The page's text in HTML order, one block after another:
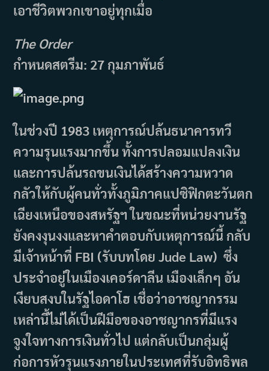
เอาชีวิตพวกเขาอยู่ทุกเมื่อ
The Order
กำหนดสตรีม: 27 กุมภาพันธ์
ในช่วงปี 1983 เหตุการณ์ปล้นธนาคารทวี
ความรุนแรงมากขึ้น ทั้งการปลอมแปลงเงิน
และการปล้นรถขนเงินได้สร้างความหวาด
กลัวให้กับผู้คนทั่วทั้งภูมิภาคแปซิฟิกตะวันตก
เฉียงเหนือของสหรัฐฯ ในขณะที่หน่วยงานรัฐ
ยังคงงุนงงและหาคำตอบกับเหตุการณ์นี้ กลับ
มีเจ้าหน้าที่ FBI (รับบทโดย Jude Law) ซึ่ง
ประจำอยู่ในเมืองเคอร์ดาลีน เมืองเล็กๆ อัน
เงียบสงบในรัฐไอดาโฮ เชื่อว่าอาชญากรรม
เหล่านี้ไม่ได้เป็นฝีมือของอาชญากรที่มีแรง
จูงใจทางการเงินทั่วไป แต่กลับเป็นกลุ่มผู้
ก่อการหัวรุนแรงภายในประเทศที่รับอิทธิพล